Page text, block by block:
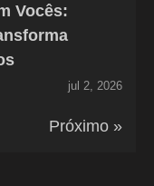
Vocês:
jul 2, 2026
Próximo »